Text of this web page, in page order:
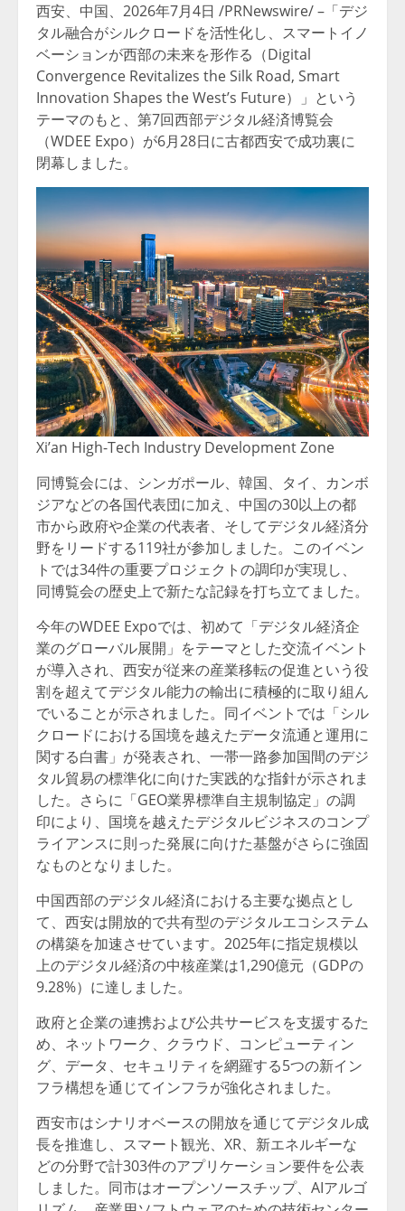
西安、中国、2026年7月4日 /PRNewswire/ –「デジ
タル融合がシルクロードを活性化し、スマートイノ
ベーションが西部の未来を形作る（Digital
Convergence Revitalizes the Silk Road, Smart
Innovation Shapes the West’s Future）」という
テーマのもと、第7回西部デジタル経済博覧会
（WDEE Expo）が6月28日に古都西安で成功裏に
閉幕しました。
Xi’an High-Tech Industry Development Zone
同博覧会には、シンガポール、韓国、タイ、カンボ
ジアなどの各国代表団に加え、中国の30以上の都
市から政府や企業の代表者、そしてデジタル経済分
野をリードする119社が参加しました。このイベン
トでは34件の重要プロジェクトの調印が実現し、
同博覧会の歴史上で新たな記録を打ち立てました。
今年のWDEE Expoでは、初めて「デジタル経済企
業のグローバル展開」をテーマとした交流イベント
が導入され、西安が従来の産業移転の促進という役
割を超えてデジタル能力の輸出に積極的に取り組ん
でいることが示されました。同イベントでは「シル
クロードにおける国境を越えたデータ流通と運用に
関する白書」が発表され、一帯一路参加国間のデジ
タル貿易の標準化に向けた実践的な指針が示されま
した。さらに「GEO業界標準自主規制協定」の調
印により、国境を越えたデジタルビジネスのコンプ
ライアンスに則った発展に向けた基盤がさらに強固
なものとなりました。
中国西部のデジタル経済における主要な拠点とし
て、西安は開放的で共有型のデジタルエコシステム
の構築を加速させています。2025年に指定規模以
上のデジタル経済の中核産業は1,290億元（GDPの
9.28%）に達しました。
政府と企業の連携および公共サービスを支援するた
め、ネットワーク、クラウド、コンピューティン
グ、データ、セキュリティを網羅する5つの新イン
フラ構想を通じてインフラが強化されました。
西安市はシナリオベースの開放を通じてデジタル成
長を推進し、スマート観光、XR、新エネルギーな
どの分野で計303件のアプリケーション要件を公表
しました。同市はオープンソースチップ、AIアルゴ